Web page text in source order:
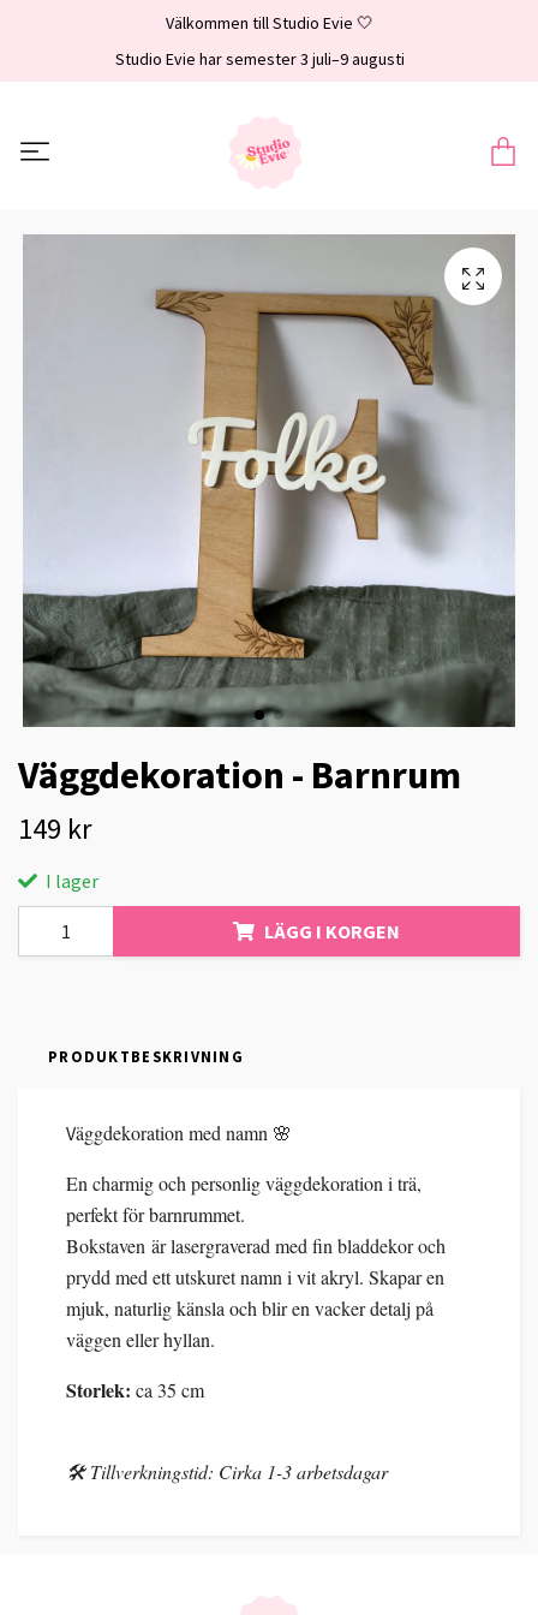
Välkommen till Studio Evie 🤍
Studio Evie har semester 3 juli–9 augusti
Väggdekoration - Barnrum
149 kr
I lager
LÄGG I KORGEN
PRODUKTBESKRIVNING
Väggdekoration med namn 🌸
En charmig och personlig väggdekoration i trä,
perfekt för barnrummet.
Bokstaven är lasergraverad med fin bladdekor och
prydd med ett utskuret namn i vit akryl. Skapar en
mjuk, naturlig känsla och blir en vacker detalj på
väggen eller hyllan.
Storlek: ca 35 cm
🛠️ Tillverkningstid: Cirka 1-3 arbetsdagar